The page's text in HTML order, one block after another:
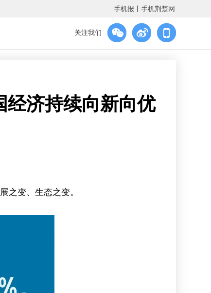
手机报 手机荆楚网
关注我们
经济持续向新向优
之变、生态之变。